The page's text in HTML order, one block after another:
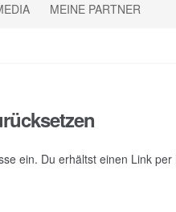
MEINE PARTNER
ein. Du erhältst einen Link